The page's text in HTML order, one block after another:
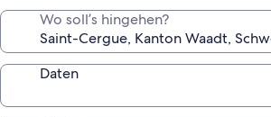
Wo soll’s hingehen?
Daten